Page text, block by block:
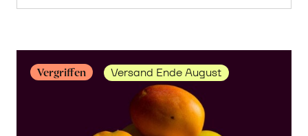
Vergriffen Versand Ende August